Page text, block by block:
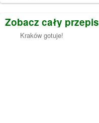
Zobacz cały przepis
Kraków gotuje!